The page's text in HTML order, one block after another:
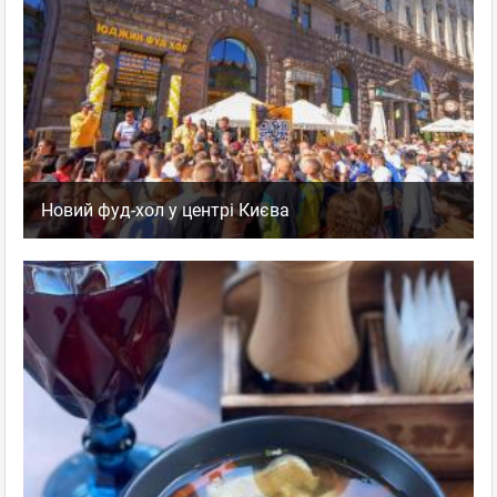
Щиро дякую Рамезу за цікаві крафтові рекомендації! Завжди
знає, що запропонувати і як приємно здивувати :)
Punkraft ,Бар крафтового пива Оценка 0
0
пожаловаться
ответить
facebook twitter
Ніна Вдовиченко
Новичок
отзывов: 1
26.01.2024 15:54
Вчера со мной случился самый вкусный бургер. Именно в
Punkraft. Бургер от Бати — это ну очень вкусно и сытно.
Зашерили бургер с парнем, оба остались сыты и довольны!
Punkraft ,Бар крафтового пива Оценка 0
0
Новий фуд-хол у центрі Києва